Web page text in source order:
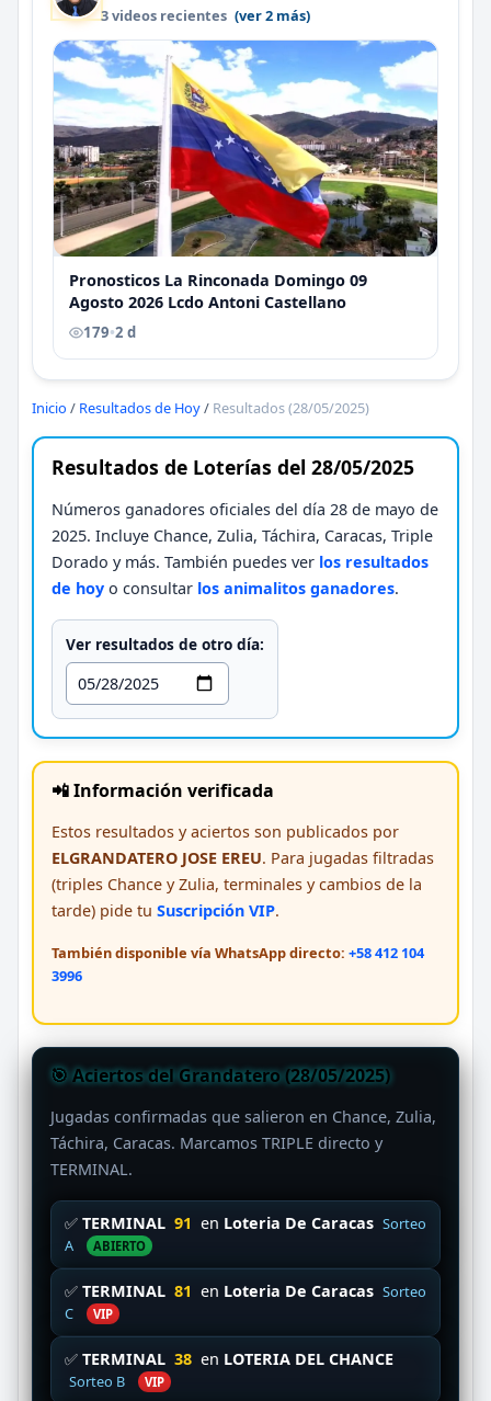
3 videos recientes (ver 2 más)
Pronosticos La Rinconada Domingo 09
Agosto 2026 Lcdo Antoni Castellano
179•2 d
Inicio / Resultados de Hoy/ Resultados (28/05/2025)
Resultados de Loterías del 28/05/2025
Números ganadores oficiales del día 28 de mayo de
2025. Incluye Chance, Zulia, Táchira, Caracas, Triple
Dorado y más. También puedes ver los resultados
de hoy o consultar los animalitos ganadores.
Ver resultados de otro día:
📲 Información verificada
Estos resultados y aciertos son publicados por
ELGRANDATERO JOSE EREU. Para jugadas filtradas
(triples Chance y Zulia, terminales y cambios de la
tarde) pide tu Suscripción VIP.
También disponible vía WhatsApp directo: +58 412 104
3996
🎯 Aciertos del Grandatero (28/05/2025)
Jugadas confirmadas que salieron en Chance, Zulia,
Táchira, Caracas. Marcamos TRIPLE directo y
TERMINAL.
✅ TERMINAL 91 en Loteria De Caracas Sorteo
A
ABIERTO
✅ TERMINAL 81 en Loteria De Caracas Sorteo
C
VIP
✅ TERMINAL 38 en LOTERIA DEL CHANCE
Sorteo B VIP